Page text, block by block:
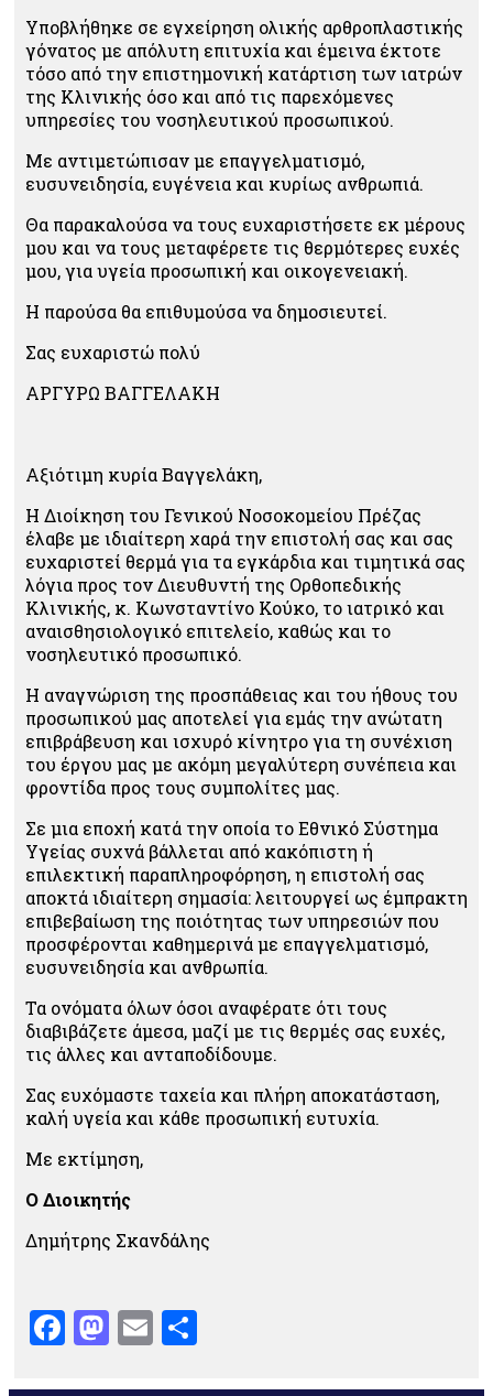
Υποβλήθηκε σε εγχείρηση ολικής αρθροπλαστικής
γόνατος με απόλυτη επιτυχία και έμεινα έκτοτε
τόσο από την επιστημονική κατάρτιση των ιατρών
της Κλινικής όσο και από τις παρεχόμενες
υπηρεσίες του νοσηλευτικού προσωπικού.
Με αντιμετώπισαν με επαγγελματισμό,
ευσυνειδησία, ευγένεια και κυρίως ανθρωπιά.
Θα παρακαλούσα να τους ευχαριστήσετε εκ μέρους
μου και να τους μεταφέρετε τις θερμότερες ευχές
μου, για υγεία προσωπική και οικογενειακή.
Η παρούσα θα επιθυμούσα να δημοσιευτεί.
Σας ευχαριστώ πολύ
ΑΡΓΥΡΩ ΒΑΓΓΕΛΑΚΗ
Αξιότιμη κυρία Βαγγελάκη,
Η Διοίκηση του Γενικού Νοσοκομείου Πρέζας
έλαβε με ιδιαίτερη χαρά την επιστολή σας και σας
ευχαριστεί θερμά για τα εγκάρδια και τιμητικά σας
λόγια προς τον Διευθυντή της Ορθοπεδικής
Κλινικής, κ. Κωνσταντίνο Κούκο, το ιατρικό και
αναισθησιολογικό επιτελείο, καθώς και το
νοσηλευτικό προσωπικό.
Η αναγνώριση της προσπάθειας και του ήθους του
προσωπικού μας αποτελεί για εμάς την ανώτατη
επιβράβευση και ισχυρό κίνητρο για τη συνέχιση
του έργου μας με ακόμη μεγαλύτερη συνέπεια και
φροντίδα προς τους συμπολίτες μας.
Σε μια εποχή κατά την οποία το Εθνικό Σύστημα
Υγείας συχνά βάλλεται από κακόπιστη ή
επιλεκτική παραπληροφόρηση, η επιστολή σας
αποκτά ιδιαίτερη σημασία: λειτουργεί ως έμπρακτη
επιβεβαίωση της ποιότητας των υπηρεσιών που
προσφέρονται καθημερινά με επαγγελματισμό,
ευσυνειδησία και ανθρωπία.
Τα ονόματα όλων όσοι αναφέρατε ότι τους
διαβιβάζετε άμεσα, μαζί με τις θερμές σας ευχές,
τις άλλες και ανταποδίδουμε.
Σας ευχόμαστε ταχεία και πλήρη αποκατάσταση,
καλή υγεία και κάθε προσωπική ευτυχία.
Με εκτίμηση,
Ο Διοικητής
Δημήτρης Σκανδάλης
Facebook
Mastodon
Email